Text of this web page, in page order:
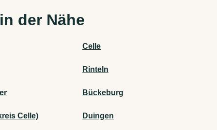
der Nähe
Celle
Rinteln
Bückeburg
Celle) Duingen